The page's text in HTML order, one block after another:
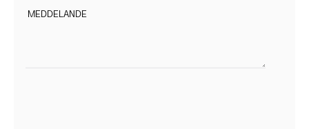
MEDDELANDE